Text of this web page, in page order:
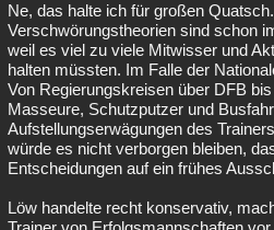
Ne, das halte ich für großen
Verschwörungstheorien sind schon
weil es viel zu viele Mitwisser und
halten müssten. Im Falle der
Von Regierungskreisen über DFB
Masseure, Schutzputzer und
Aufstellungserwägungen des
würde es nicht verborgen bleiben,
Entscheidungen auf ein frühes
Löw handelte recht konservativ,